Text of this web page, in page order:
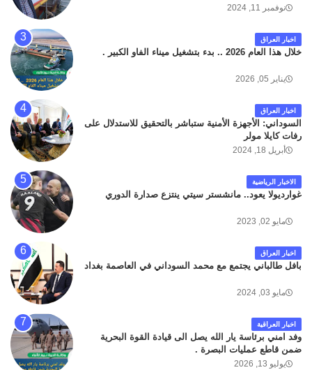
داخل مطار البصرة الدولي اليوم الاثنين على الطريق
كان سبب الحادث يعود لتصادم عجلته مع عجلة نوع كيا بنكو
تابعة لشركة الهلال الماسكة لإعمار مطار البصرة الدولي .
سائلين الله عز وجل ان يتغمد الفقيد بواسع رحمته ، و انا
نوفمبر 11, 2024
اخبار العراق
خلال هذا العام 2026 .. بدء بتشغيل ميناء الفاو الكبير .
يناير 05, 2026
اخبار العراق
السوداني: الأجهزة الأمنية ستباشر بالتحقيق للاستدلال على
رفات كايلا مولر
أبريل 18, 2024
الاخبار الرياضية
غوارديولا يعود.. مانشستر سيتي ينتزع صدارة الدوري
مايو 02, 2023
اخبار العراق
بافل طالباني يجتمع مع محمد السوداني في العاصمة بغداد
مايو 03, 2024
اخبار العراقية
وفد امني برئاسة يار الله يصل الى قيادة القوة البحرية
ضمن قاطع عمليات البصرة .
يوليو 13, 2026